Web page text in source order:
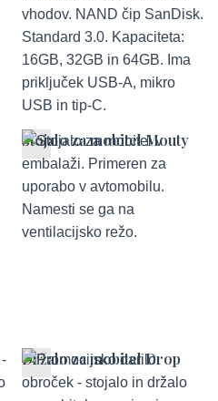
Stojalo za mobitel Mouty
Držalo za mobitel Drop